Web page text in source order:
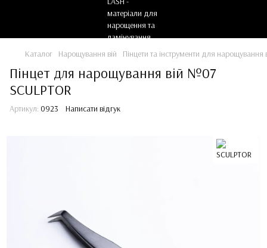
Каталог Нарощування вій Пінцети та інструменти для нарощування
Пінцет для нарощування вій №07
SCULPTOR
Артикул: 0923 Написати відгук